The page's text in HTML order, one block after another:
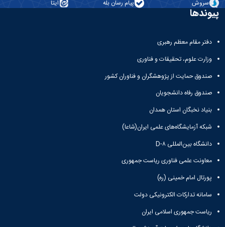
تکمیلی
کمیته
ترفیع
آیین‌نامه‌های
ورزشی
آزمایشگاه
-
حیوانی
آزمایشگاه
بیومکانیک
اندام
تحتانی
آزمایشگاه
حرکات
نشریات
توانبخشی
ورزشی
پژوهش
معاصر
در
مدیریت
حرکتی
گروه
گروه
آسیب
شناسی
ورزشی
گروه
بیومکانیک
سروش پیام رسان بله ایتا
پیوندها
دفتر مقام معظم رهبری
وزارت علوم، تحقیقات و فناوری
صندوق حمایت از پژوهشگران و فناوران کشور
صندوق رفاه دانشجویان
بنیاد نخبگان استان همدان
شبکه آزمایشگاه‌های علمی ایران(شاعا)
دانشگاه بین‌المللی D-۸
معاونت علمی فناوری ریاست جمهوری
پورتال امام خمینی (ره)
سامانه تدارکات الکترونیکی دولت
ریاست جمهوری اسلامی ایران